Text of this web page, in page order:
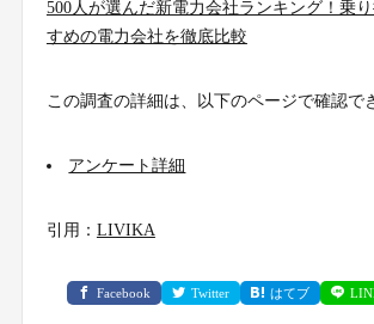
500人が選んだ新電力会社ランキング！乗
すめの電力会社を徹底比較
この調査の詳細は、以下のページで確認で
アンケート詳細
引用： LIVIKA
Facebook Twitter はてブ